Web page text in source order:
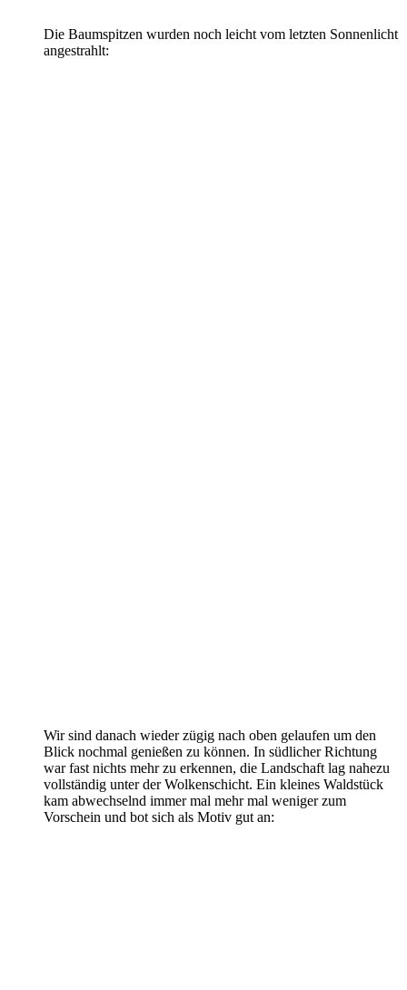
Die Baumspitzen wurden noch leicht vom letzten Sonnenlicht
angestrahlt:
Wir sind danach wieder zügig nach oben gelaufen um den
Blick nochmal genießen zu können. In südlicher Richtung
war fast nichts mehr zu erkennen, die Landschaft lag nahezu
vollständig unter der Wolkenschicht. Ein kleines Waldstück
kam abwechselnd immer mal mehr mal weniger zum
Vorschein und bot sich als Motiv gut an: